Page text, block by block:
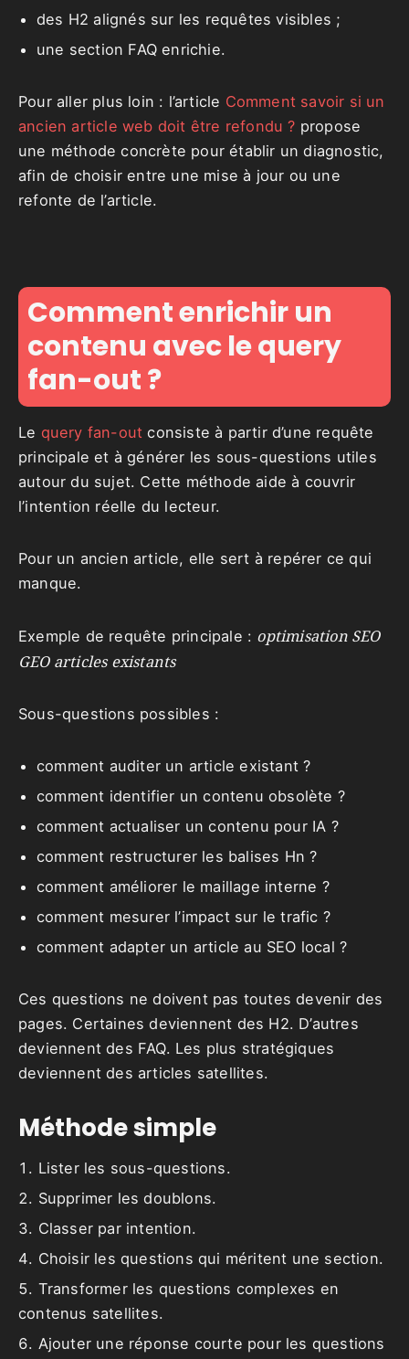
des H2 alignés sur les requêtes visibles ;
une section FAQ enrichie.
Pour aller plus loin : l’article Comment savoir si un
ancien article web doit être refondu ? propose
une méthode concrète pour établir un diagnostic,
afin de choisir entre une mise à jour ou une
refonte de l’article.
Comment enrichir un
contenu avec le query
fan-out ?
Le query fan-out consiste à partir d’une requête
principale et à générer les sous-questions utiles
autour du sujet. Cette méthode aide à couvrir
l’intention réelle du lecteur.
Pour un ancien article, elle sert à repérer ce qui
manque.
Exemple de requête principale : optimisation SEO
GEO articles existants
Sous-questions possibles :
comment auditer un article existant ?
comment identifier un contenu obsolète ?
comment actualiser un contenu pour IA ?
comment restructurer les balises Hn ?
comment améliorer le maillage interne ?
comment mesurer l’impact sur le trafic ?
comment adapter un article au SEO local ?
Ces questions ne doivent pas toutes devenir des
pages. Certaines deviennent des H2. D’autres
deviennent des FAQ. Les plus stratégiques
deviennent des articles satellites.
Méthode simple
Lister les sous-questions.
Supprimer les doublons.
Classer par intention.
Choisir les questions qui méritent une section.
Transformer les questions complexes en
contenus satellites.
Ajouter une réponse courte pour les questions